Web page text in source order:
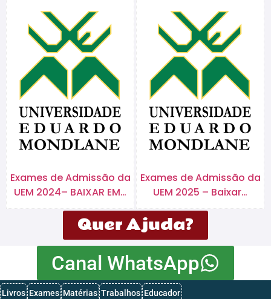
Exames de Admissão da
UEM 2024– BAIXAR EM…
Exames de Admissão da
UEM 2025 – Baixar…
Quer Ajuda?
Canal WhatsApp
Livros Exames Matérias Trabalhos Educador